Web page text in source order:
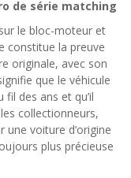
de série matching
le bloc-moteur et
constitue la preuve
originale, avec son
que le véhicule
des ans et qu’il
collectionneurs,
voiture d’origine
plus précieuse